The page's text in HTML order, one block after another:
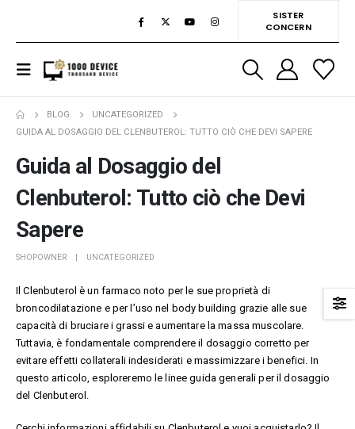
SISTER
CONCERN
BLOG
UNCATEGORIZED
GUIDA AL DOSAGGIO DEL CLENBUTEROL: TUTTO CIÒ CHE DEVI SAPERE
Guida al Dosaggio del
Clenbuterol: Tutto ciò che Devi
Sapere
SHOPOWNER UNCATEGORIZED
Il Clenbuterol è un farmaco noto per le sue proprietà di
broncodilatazione e per l’uso nel body building grazie alle sue
capacità di bruciare i grassi e aumentare la massa muscolare.
Tuttavia, è fondamentale comprendere il dosaggio corretto per
evitare effetti collaterali indesiderati e massimizzare i benefici. In
questo articolo, esploreremo le linee guida generali per il dosaggio
del Clenbuterol.